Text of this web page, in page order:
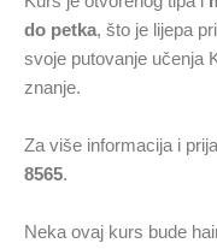
do petka, što je lijepa
svoje putovanje učenja
znanje.
Za više informacija i
8565.
Neka ovaj kurs bude